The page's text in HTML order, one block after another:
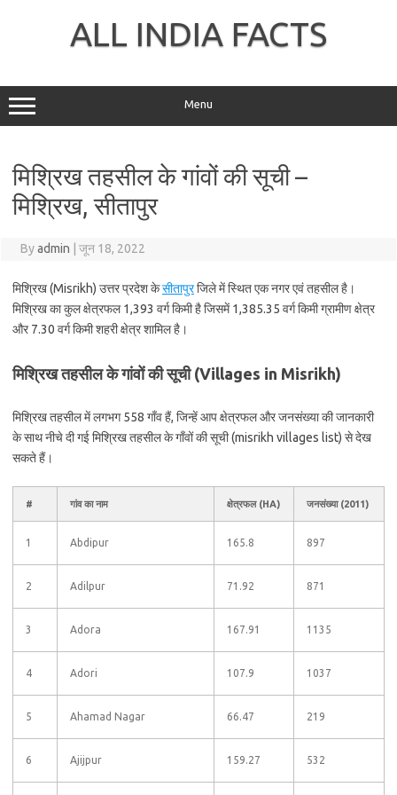
ALL INDIA FACTS
Menu
मिश्रिख तहसील के गांवों की सूची –
मिश्रिख, सीतापुर
Byadmin जून 18, 2022
मिश्रिख (Misrikh) उत्तर प्रदेश केसीतापुरजिले में स्थित एक नगर एवं तहसील है।
मिश्रिख का कुल क्षेत्रफल 1,393 वर्ग किमी है जिसमें 1,385.35 वर्ग किमी ग्रामीण क्षेत्र
और 7.30 वर्ग किमी शहरी क्षेत्र शामिल है।
मिश्रिख तहसील के गांवों की सूची (Villages in Misrikh)
मिश्रिख तहसील में लगभग 558 गाँव हैं, जिन्हें आप क्षेत्रफल और जनसंख्या की जानकारी
के साथ नीचे दी गई मिश्रिख तहसील के गाँवों की सूची (misrikh villages list) से देख
सकते हैं।
# गांव का नाम क्षेत्रफल (HA) जनसंख्या (2011)
1 Abdipur 165.8 897
2 Adilpur 71.92 871
3 Adora 167.91 1135
4 Adori 107.9 1037
5 Ahamad Nagar 66.47 219
6 Ajijpur 159.27 532